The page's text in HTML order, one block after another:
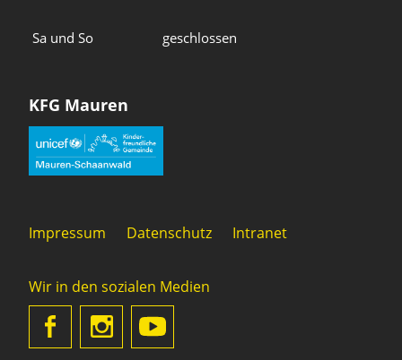
Sa und So geschlossen
KFG Mauren
Impressum Datenschutz Intranet
Wir in den sozialen Medien